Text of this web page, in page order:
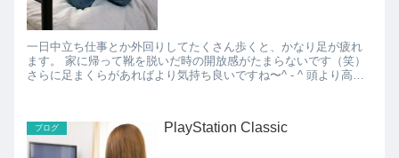
一日中立ち仕事とか外回りしてたくさん歩くと、かなり足が疲れ
ます。 家に帰って靴を脱いだ時の開放感がたまらないです（笑）
さらに足まくらがあればより気持ち良いですね〜^ - ^ 頭より高く
ブログ PlayStation Classic